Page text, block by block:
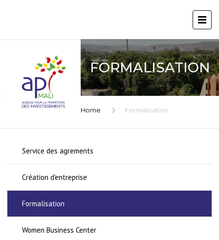
FORMALISATION
Home Formalisation
Service des agrements
Création d’entreprise
Formalisation
Women Business Center